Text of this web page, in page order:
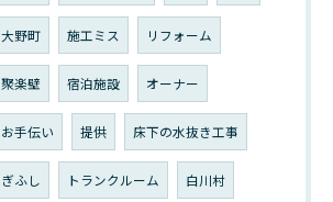
大野町 施工ミス リフォーム
聚楽壁 宿泊施設 オーナー
お手伝い 提供 床下の水抜き工事
ぎふし トランクルーム 白川村